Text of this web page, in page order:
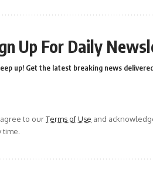
Up For Daily
up! Get the latest breaking news
to ourTerms of Use and
time.